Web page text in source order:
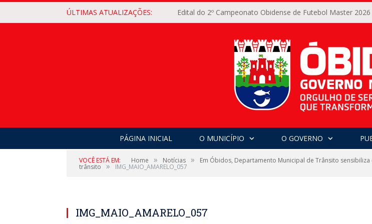
ÚLTIMAS ATUALIZAÇÕES: Edital do 2º Campeonato Obidense de Futebol Master 2026
PÁGINA INICIAL O MUNICÍPIO O GOVERNO
VOCÊ ESTÁ EM: Home » Notícias » Em Óbidos, Departamento Municipal de Trânsito
trânsito » IMG_MAIO_AMARELO_057
IMG_MAIO_AMARELO_057